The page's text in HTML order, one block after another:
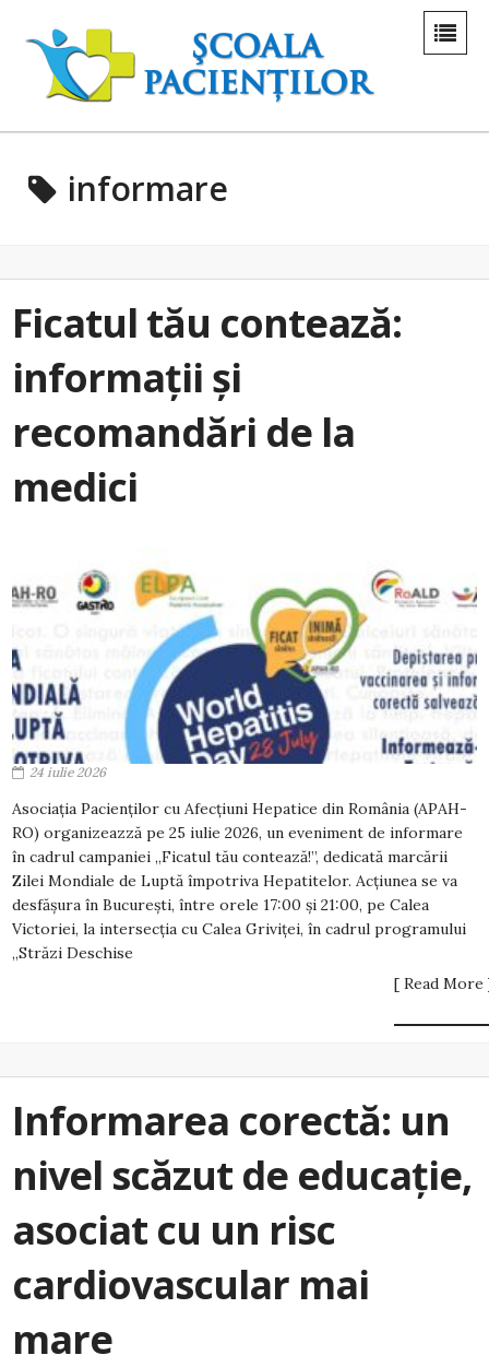
informare
Ficatul tău contează:
informații și
recomandări de la
medici
24 iulie 2026
Asociația Pacienților cu Afecțiuni Hepatice din România (APAH-
RO) organizeazză pe 25 iulie 2026, un eveniment de informare
în cadrul campaniei „Ficatul tău contează!”, dedicată marcării
Zilei Mondiale de Luptă împotriva Hepatitelor. Acțiunea se va
desfășura în București, între orele 17:00 și 21:00, pe Calea
Victoriei, la intersecția cu Calea Griviței, în cadrul programului
„Străzi Deschise
[ Read More
Informarea corectă: un
nivel scăzut de educație,
asociat cu un risc
cardiovascular mai
mare